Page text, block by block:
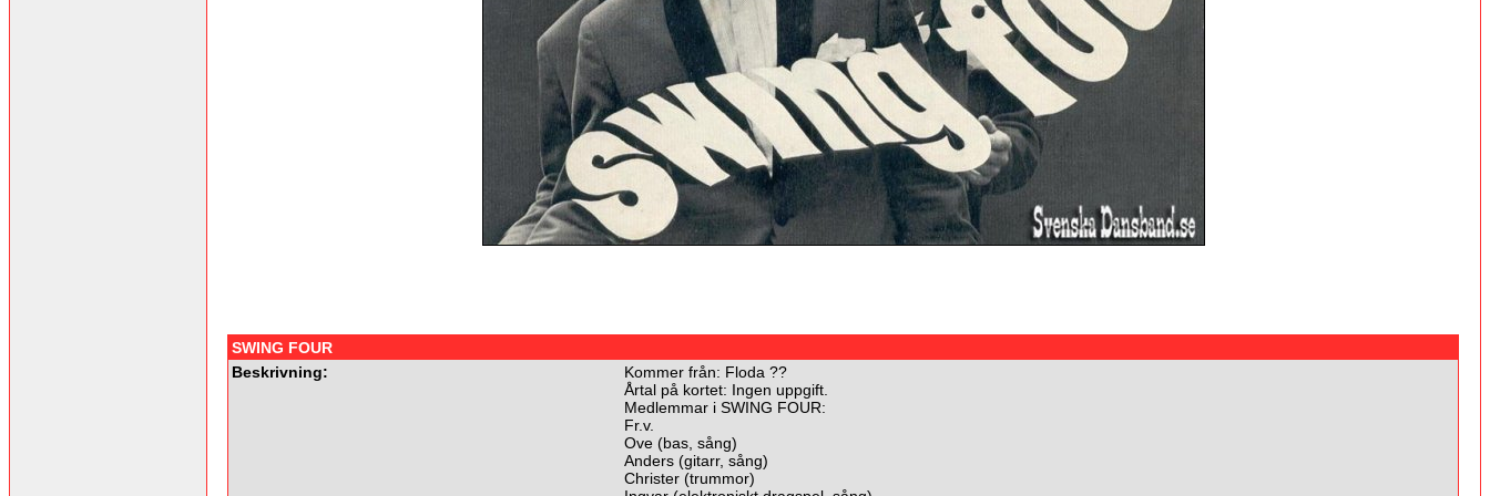
SWING FOUR
Beskrivning:
Kommer från: Floda ??
Årtal på kortet: Ingen uppgift.
Medlemmar i SWING FOUR:
Fr.v.
Ove (bas, sång)
Anders (gitarr, sång)
Christer (trummor)